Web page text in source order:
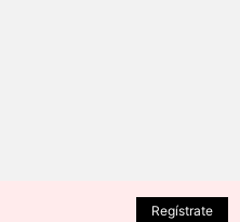
Regístrate